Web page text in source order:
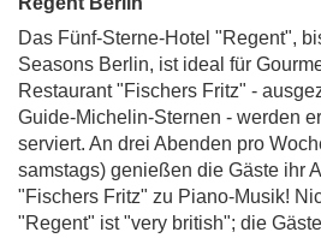
Das Fünf-Sterne-Hotel "Regent",
Seasons Berlin, ist ideal für
Restaurant "Fischers Fritz" -
Guide-Michelin-Sternen - werden
serviert. An drei Abenden pro
samstags) genießen die Gäste ihr
"Fischers Fritz" zu Piano-Musik!
"Regent" ist "very british"; die